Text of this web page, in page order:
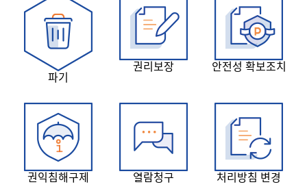
파기
권리보장 안전성 확보조치
권익침해구제 열람청구 처리방침 변경